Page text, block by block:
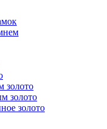
золото
золото
золото